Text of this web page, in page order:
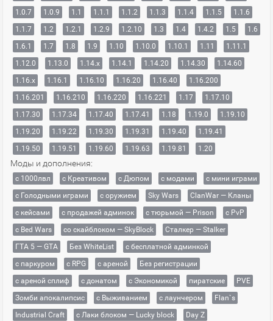
1.0.7
1.0.9 1.1 1.1.1 1.1.2 1.1.3 1.1.4 1.1.5
1.1.6
1.1.7
1.2 1.2.1 1.2.9 1.2.10 1.3 1.4 1.4.2 1.5
1.6
1.6.1
1.7 1.8 1.9 1.10 1.10.0 1.10.1 1.11
1.11.1
1.12.0
1.13.0 1.14.x 1.14.1 1.14.20 1.14.30
1.14.60
1.16.x
1.16.1 1.16.10 1.16.20 1.16.40
1.16.200
1.16.201
1.16.210 1.16.220 1.16.221 1.17
1.17.10
1.17.30
1.17.34 1.17.40 1.17.41 1.18 1.19.0
1.19.10
1.19.20
1.19.22 1.19.30 1.19.31 1.19.40
1.19.41
1.19.50
1.19.51 1.19.60 1.19.63 1.19.81 1.20
Моды и дополнения:
с 1000лвл c Креативом с Дюпом с модами
с мини играми
с Голодными играми
с оружием Sky Wars
ClanWar — Кланы
с кейсами
с продажей админок с тюрьмой — Prison
с PvP
с Bed Wars
со скайблоком — SkyBlock
Сталкер — Stalker
ГТА 5 — GTA
Без WhiteList
с бесплатной админкой
с паркуром
с RPG с ареной
Без регистрации
с ареной сплиф
с донатом с Экономикой пиратские
PVE
Зомби апокалипсис
с Выживанием с лаунчером
Flan`s
Industrial Craft
с Лаки блоком — Lucky block
Day Z